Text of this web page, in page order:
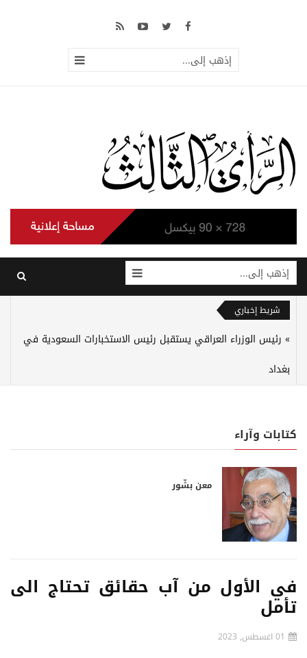
إذهب إلى...
إذهب إلى...
شريط إخباري
رئيس الوزراء العراقي يستقبل رئيس الاستخبارات السعودية في
بغداد
كتابات وآراء
معن بشّور
في الأول من آب حقائق تحتاج الى
تأمل
01 اغسطس, 2023